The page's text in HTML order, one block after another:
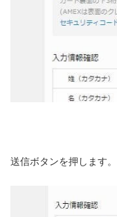
送信ボタンを押します。